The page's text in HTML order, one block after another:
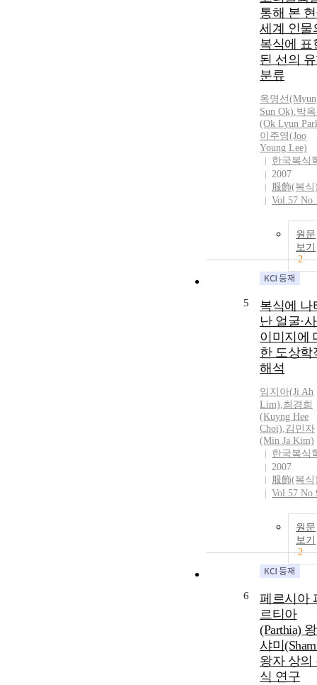
통해 본
세계 인물
복식에 표
된 선의
분류
옥명선
Sun Ok),박
(Ok Lyun
이주영(Joo
Young Lee)
한국복식
2007
服飾(복식
Vol.57
원문
보기
2
5
복식에 나
난 얼굴·
이미지에
한 도상학
해석
임지아(Ji Ah
Lim),최경희
(Kuyng Hee
Choi),김민자
(Min Ja Kim)
한국복식
2007
服飾(복식
Vol.57
원문
보기
2
6
페르시아
르티아
(Parthia)
샤미
왕자 상의
식 연구